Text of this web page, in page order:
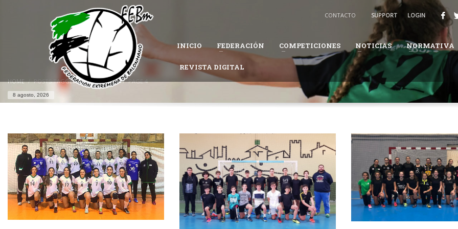
CÓMO AFILIARSE A LA FEDERACIÓN EXTREMEÑA DE BALONMANO
Completa el formulario de afiliación Recibirás un email para confirmar tu solicitud.
Permanece atento al estado de tu solicitud, es posible que la Federación te pueda solicitar información adicional para completar tus datos.
Si tienes problemas con tu afiliación,contacta con nosotrosy te ayudaremos en el proceso.
CONTACTO SUPPORT LOGIN
INICIO FEDERACIÓN COMPETICIONES NOTICIAS NORMATIVA
REVISTA DIGITAL
HOME POSTS TAGGED "SELECCIONES" PAGE 4
8 agosto, 2026